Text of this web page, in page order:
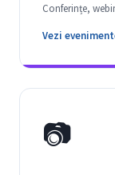
Conferințe,
Vezi
📷